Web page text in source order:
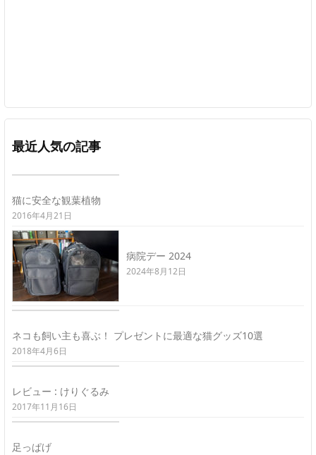
最近人気の記事
猫に安全な観葉植物
2016年4月21日
病院デー 2024
2024年8月12日
ネコも飼い主も喜ぶ！ プレゼントに最適な猫グッズ10選
2018年4月6日
レビュー : けりぐるみ
2017年11月16日
足っぱげ